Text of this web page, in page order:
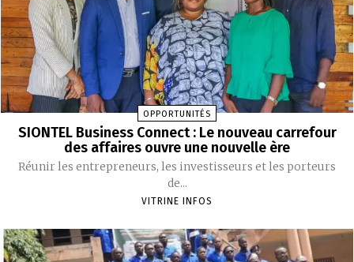
OPPORTUNITÉS
SIONTEL Business Connect : Le nouveau carrefour
des affaires ouvre une nouvelle ère
Réunir les entrepreneurs, les investisseurs et les porteurs
de...
VITRINE INFOS